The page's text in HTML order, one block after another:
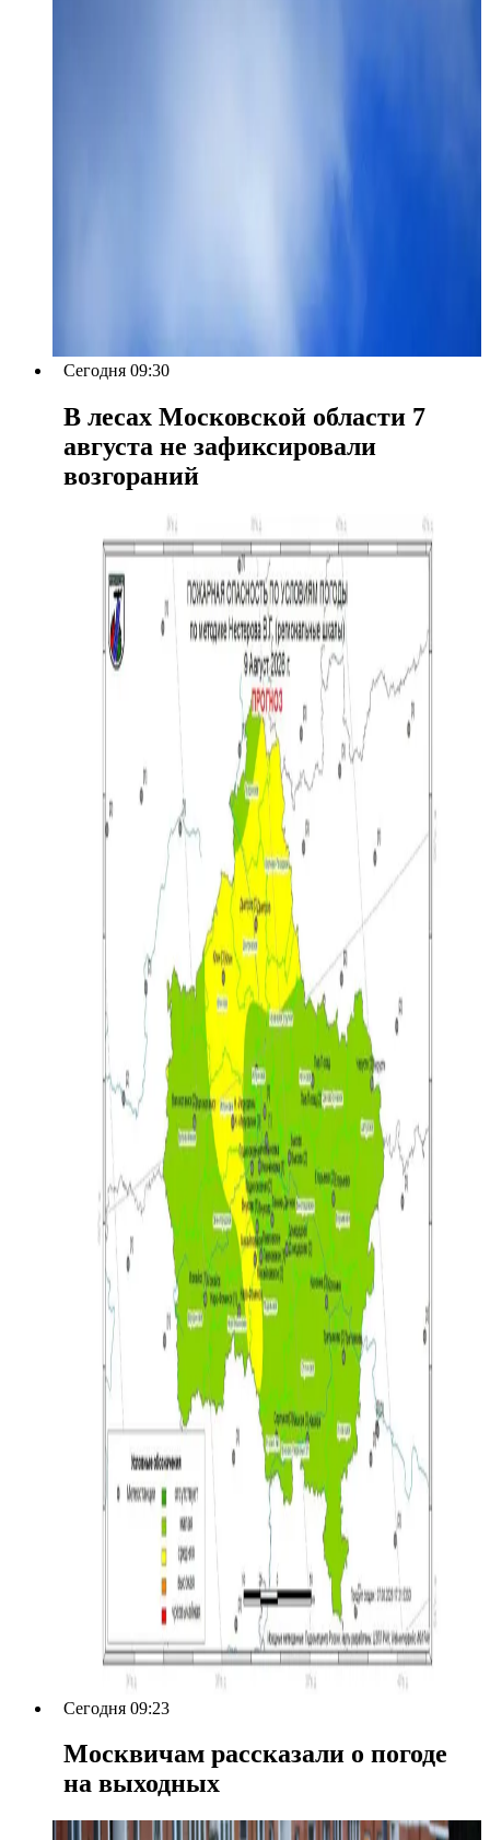
Сегодня 09:30
В лесах Московской области 7
августа не зафиксировали
возгораний
Сегодня 09:23
Москвичам рассказали о погоде
на выходных